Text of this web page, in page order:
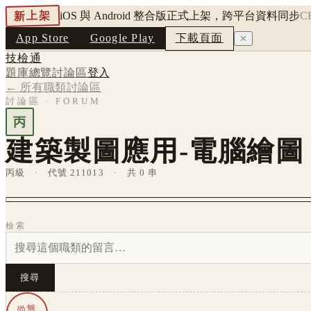
新上架 iOS 與 Android 整合版正式上架，跨平台資料同步
App Store
Google Play 下載頁面 ✕
技檢通
題庫總覽討論區登入
← 所有職類討論區
討論區 · FORUM
丙
建築製圖應用-電腦繪圖
丙級 · 代號 211013 · 共 0 串
檢索
搜尋